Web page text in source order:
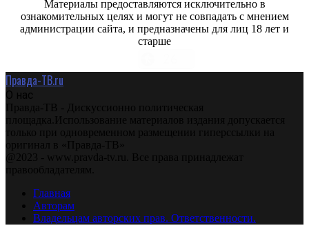
Материалы предоставляются исключительно в
ознакомительных целях и могут не совпадать с мнением
администрации сайта, и предназначены для лиц 18 лет и
старше
Правда-ТВ.ru
О нас
Правда-ТВ - Дискуссионно политическая
площадка.Использование материалов издания допускается
только при одновременном размещении гиперссылки на
оригинал в «Правда-ТВ»
@2023 - www.pravda-tv.ru. Все права принадлежат
правообладателям.
Главная
Авторам
Владельцам авторских прав. Ответственности.